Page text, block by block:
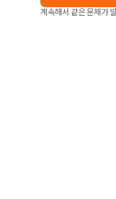
계속해서 같은 문제가